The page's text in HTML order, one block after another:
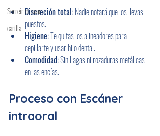
Sonreír es sano
carilla
Discreción total: Nadie notará que los llevas
puestos.
Higiene: Te quitas los alineadores para
cepillarte y usar hilo dental.
Comodidad: Sin llagas ni rozaduras metálicas
en las encías.
Proceso con Escáner
intraoral